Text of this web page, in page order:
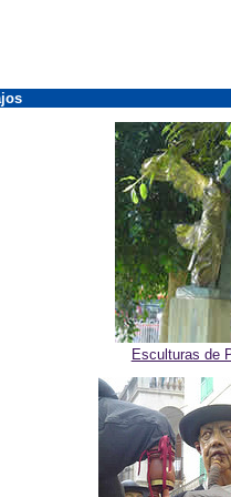
Esculturas de